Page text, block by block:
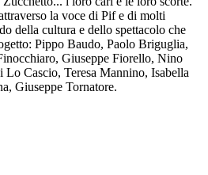
la voce di Pif e di molti
della cultura e dello spettacolo che
Pippo Baudo, Paolo Briguglia,
Giuseppe Fiorello, Nino
Cascio, Teresa Mannino, Isabella
Giuseppe Tornatore.